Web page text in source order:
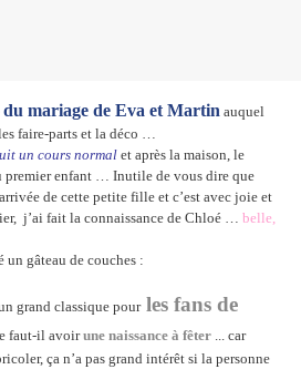
du mariage de Eva et Martin auquel
faire-parts et la déco …
un cours normal et après la maison, le
premier enfant … Inutile de vous dire que
de cette petite fille et c’est avec joie et
j’ai fait la connaissance de Chloé … belle,
un gâteau de couches :
grand classique pourles fans de
faut-il avoirune naissance à fêter ... car
ça n’a pas grand intérêt si la personne